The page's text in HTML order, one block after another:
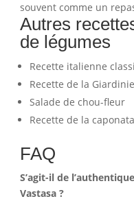
souvent comme un
Autres
de légumes
Recette italienne
Recette de la
Salade de chou-fleur
Recette de la caponata
FAQ
S’agit-il de
Vastasa ?